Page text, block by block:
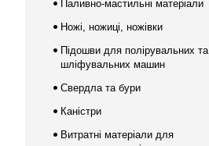
Паливно-мастильні матеріали
Ножі, ножиці, ножівки
Підошви для полірувальних та
шліфувальних машин
Свердла та бури
Каністри
Витратні матеріали для